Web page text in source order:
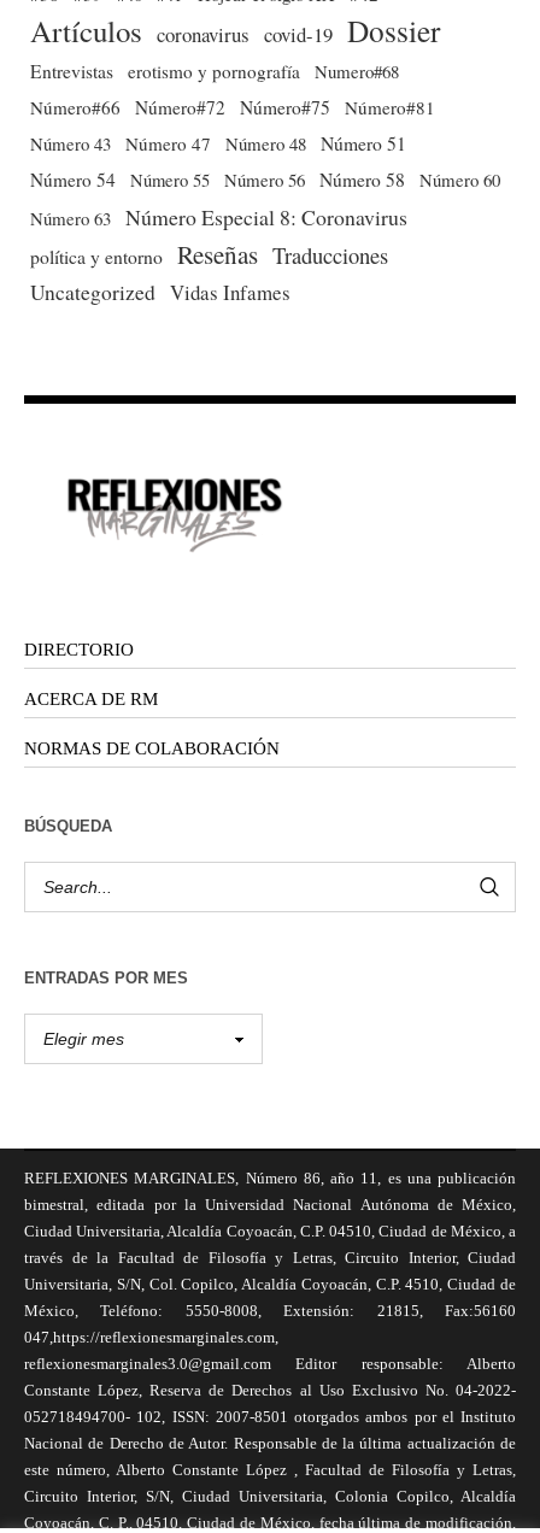
Artículos coronavirus covid-19 Dossier
Entrevistas erotismo y pornografía
Numero#68
Número#66
Número#72 Número#75
Número#81
Número 43 Número 47 Número 48 Número 51
Número 54 Número 55 Número 56 Número 58
Número 60
Número 63 Número Especial 8: Coronavirus
política y entorno Reseñas Traducciones
Uncategorized Vidas Infames
DIRECTORIO
ACERCA DE RM
NORMAS DE COLABORACIÓN
BÚSQUEDA
ENTRADAS POR MES
REFLEXIONES MARGINALES, Número 86, año 11, es una publicación
bimestral, editada por la Universidad Nacional Autónoma de México,
Ciudad Universitaria, Alcaldía Coyoacán, C.P. 04510, Ciudad de México, a
través de la Facultad de Filosofía y Letras, Circuito Interior, Ciudad
Universitaria, S/N, Col. Copilco, Alcaldía Coyoacán, C.P. 4510, Ciudad de
México, Teléfono: 5550-8008, Extensión: 21815, Fax:56160
047,https://reflexionesmarginales.com,
reflexionesmarginales3.0@gmail.com Editor responsable: Alberto
Constante López, Reserva de Derechos al Uso Exclusivo No. 04-2022-
052718494700- 102, ISSN: 2007-8501 otorgados ambos por el Instituto
Nacional de Derecho de Autor. Responsable de la última actualización de
este número, Alberto Constante López , Facultad de Filosofía y Letras,
Circuito Interior, S/N, Ciudad Universitaria, Colonia Copilco, Alcaldía
Coyoacán, C. P., 04510, Ciudad de México, fecha última de modificación,